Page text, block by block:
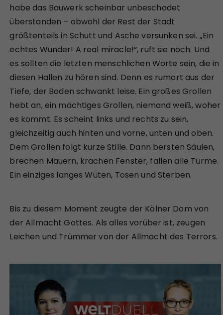
habe das Bauwerk scheinbar unbeschadet
überstanden – obwohl der Rest der Stadt
größtenteils in Schutt und Asche versunken sei. „Ein
echtes Wunder! A real miracle!“, ruft sie noch. Und
es sollten die letzten menschlichen Worte sein, die in
diesen Hallen zu hören sind. Denn es rumort aus der
Tiefe, der Boden schwankt leise. Ein großes Grollen
hebt an, ein mächtiges Grollen, niemand weiß, woher
es kommt. Es scheint links und rechts zu sein,
gleichzeitig auch hinten und vorne, unten und oben.
Dem Grollen folgt kurze Stille. Dann bersten Säulen,
brechen Mauern, krachen Fenster, fallen alle Türme.
Ein einziges langes Wüten, Tosen und Sterben.
Bis zu diesem Moment zeugte der Kölner Dom von
der Allmacht Gottes. Als alles vorüber ist, zeugen
Leichen und Trümmer von der Allmacht des Terrors.